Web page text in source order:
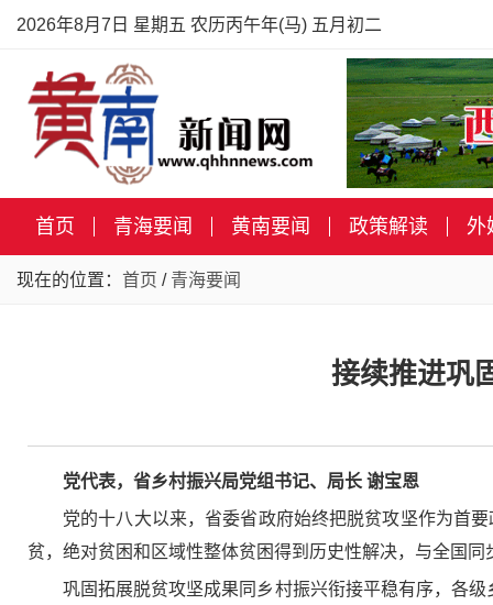
2026年8月7日 星期五 农历丙午年(马) 五月初二
首页 青海要闻 黄南要闻 政策解读 外
现在的位置： 首页 / 青海要闻
接续推进巩
党代表，省乡村振兴局党组书记、局长 谢宝恩
党的十八大以来，省委省政府始终把脱贫攻坚作为首
贫，绝对贫困和区域性整体贫困得到历史性解决，与全国同
巩固拓展脱贫攻坚成果同乡村振兴衔接平稳有序，各